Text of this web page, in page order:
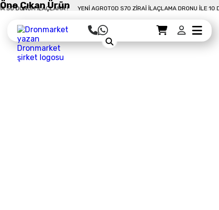
İLAÇLAMA ! YENI AGROTOD S70 ZIRAI İLAÇLAMA DRONU İLE 10
Sepet
Sepet Detayı Ödemeye Geç
Öne Çıkan Ürün